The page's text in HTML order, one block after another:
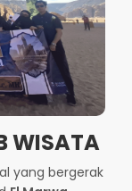
WISATA
yang bergerak